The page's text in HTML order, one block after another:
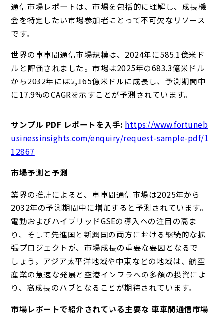
通信市場レポートは、市場を包括的に理解し、成長機
会を特定したい市場参加者にとって不可欠なリソース
です。
世界の車車間通信市場規模は、2024年に585.1億米ド
ルと評価されました。市場は2025年の683.3億米ドル
から2032年には2,165億米ドルに成長し、予測期間中
に17.9%のCAGRを示すことが予測されています。
サンプル PDF レポートを入手: https://www.fortuneb
usinessinsights.com/enquiry/request-sample-pdf/1
12867
市場予測と予測
業界の推計によると、車車間通信市場は2025年から
2032年の予測期間中に増加すると予測されています。
電動およびハイブリッドGSEの導入への注目の高ま
り、そして先進国と新興国の両方における継続的な拡
張プロジェクトが、市場成長の重要な要因となるで
しょう。アジア太平洋地域や中東などの地域は、航空
産業の急速な発展と空港インフラへの多額の投資によ
り、高成長のハブとなることが期待されています。
市場レポートで紹介されている主要な 車車間通信市場